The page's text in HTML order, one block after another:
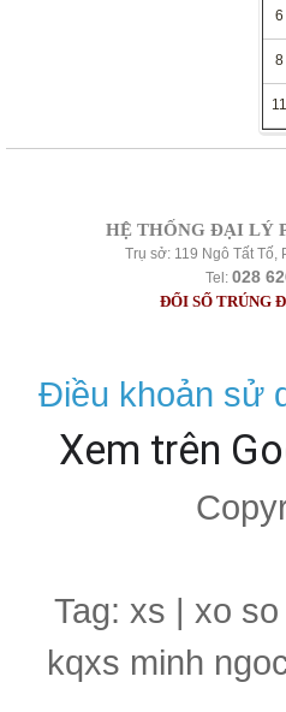
6
8
HỆ THỐNG ĐẠI LÝ
Trụ sở: 119 Ngô Tất Tố,
Tel: 028
ĐỔI SỐ TRÚNG
Điều khoản sử
Xem trên
Tag: xs | xo
kqxs minh